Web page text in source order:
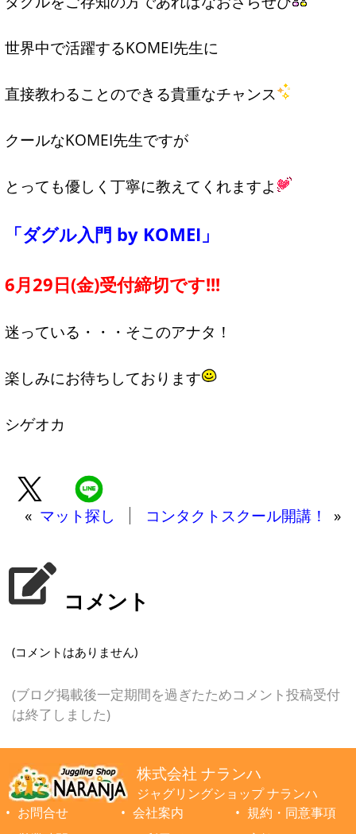
世界中で活躍するKOMEI先生に
直接教わることのできる貴重なチャンス
クールなKOMEI先生ですが
とっても優しく丁寧に教えてくれますよ
「ダグル入門 by KOMEI」
6月29日(金)受付締切です!!!
迷っている・・・そこのアナタ！
楽しみにお待ちしております
シゲオカ
« マット探し コンタクトスクール開講！ »
コメント
(コメントはありません)
(ブログ掲載後一定期間を過ぎたためコメント投稿受付
は終了しました)
株式会社 ナランハ
ジャグリングショップ ナランハ
お問合せ
会社案内
規約・同意事項